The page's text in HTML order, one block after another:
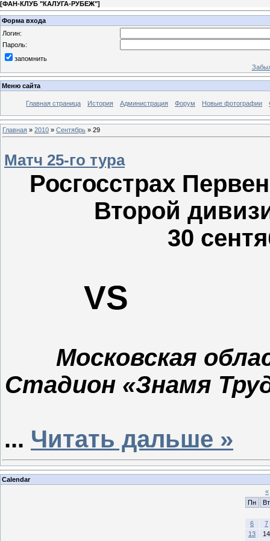
[ФАН-КЛУБ "КАЛУГА-РУБЕЖ"]
Форма входа
Логин:
Пароль:
запомнить
Меню сайта
Главная страница История Администрация Форум Новые фотографии
Главная » 2010 » Сентябрь » 29
Матч 25-го тура
Росгосстрах
Второй
30
VS
Московская
Стадион «Знамя
... Читать дальше »
Calendar
«
Пн
Вт
6
7
13
14